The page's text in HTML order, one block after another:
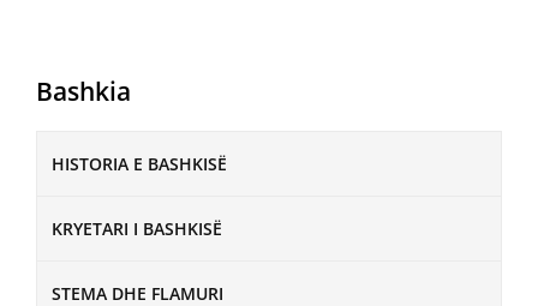
Bashkia
HISTORIA E BASHKISË
KRYETARI I BASHKISË
STEMA DHE FLAMURI